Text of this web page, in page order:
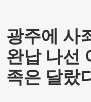
광주에 사
완납 나선
족은 달랐